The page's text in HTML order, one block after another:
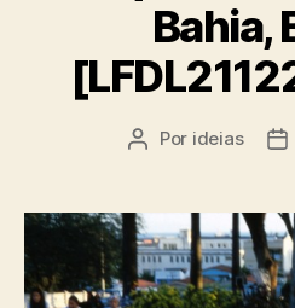
Bahia,
Autor
Por ideias